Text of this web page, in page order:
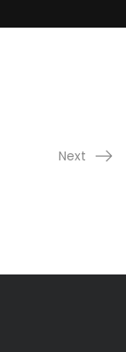
Next